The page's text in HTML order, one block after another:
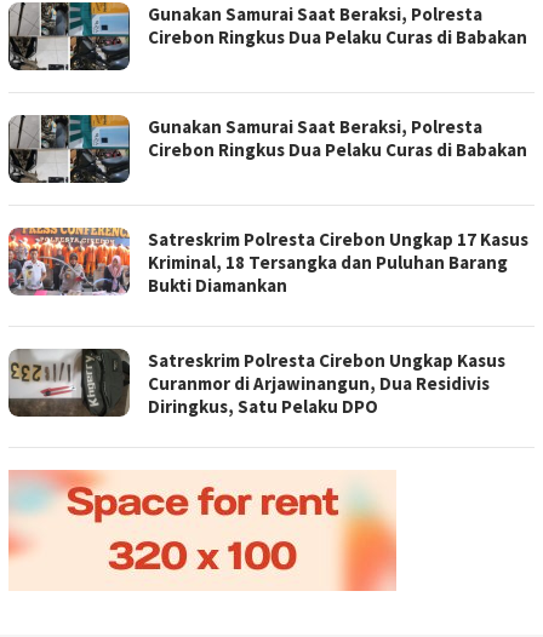
Gunakan Samurai Saat Beraksi, Polresta
Cirebon Ringkus Dua Pelaku Curas di Babakan
Gunakan Samurai Saat Beraksi, Polresta
Cirebon Ringkus Dua Pelaku Curas di Babakan
Satreskrim Polresta Cirebon Ungkap 17 Kasus
Kriminal, 18 Tersangka dan Puluhan Barang
Bukti Diamankan
Satreskrim Polresta Cirebon Ungkap Kasus
Curanmor di Arjawinangun, Dua Residivis
Diringkus, Satu Pelaku DPO